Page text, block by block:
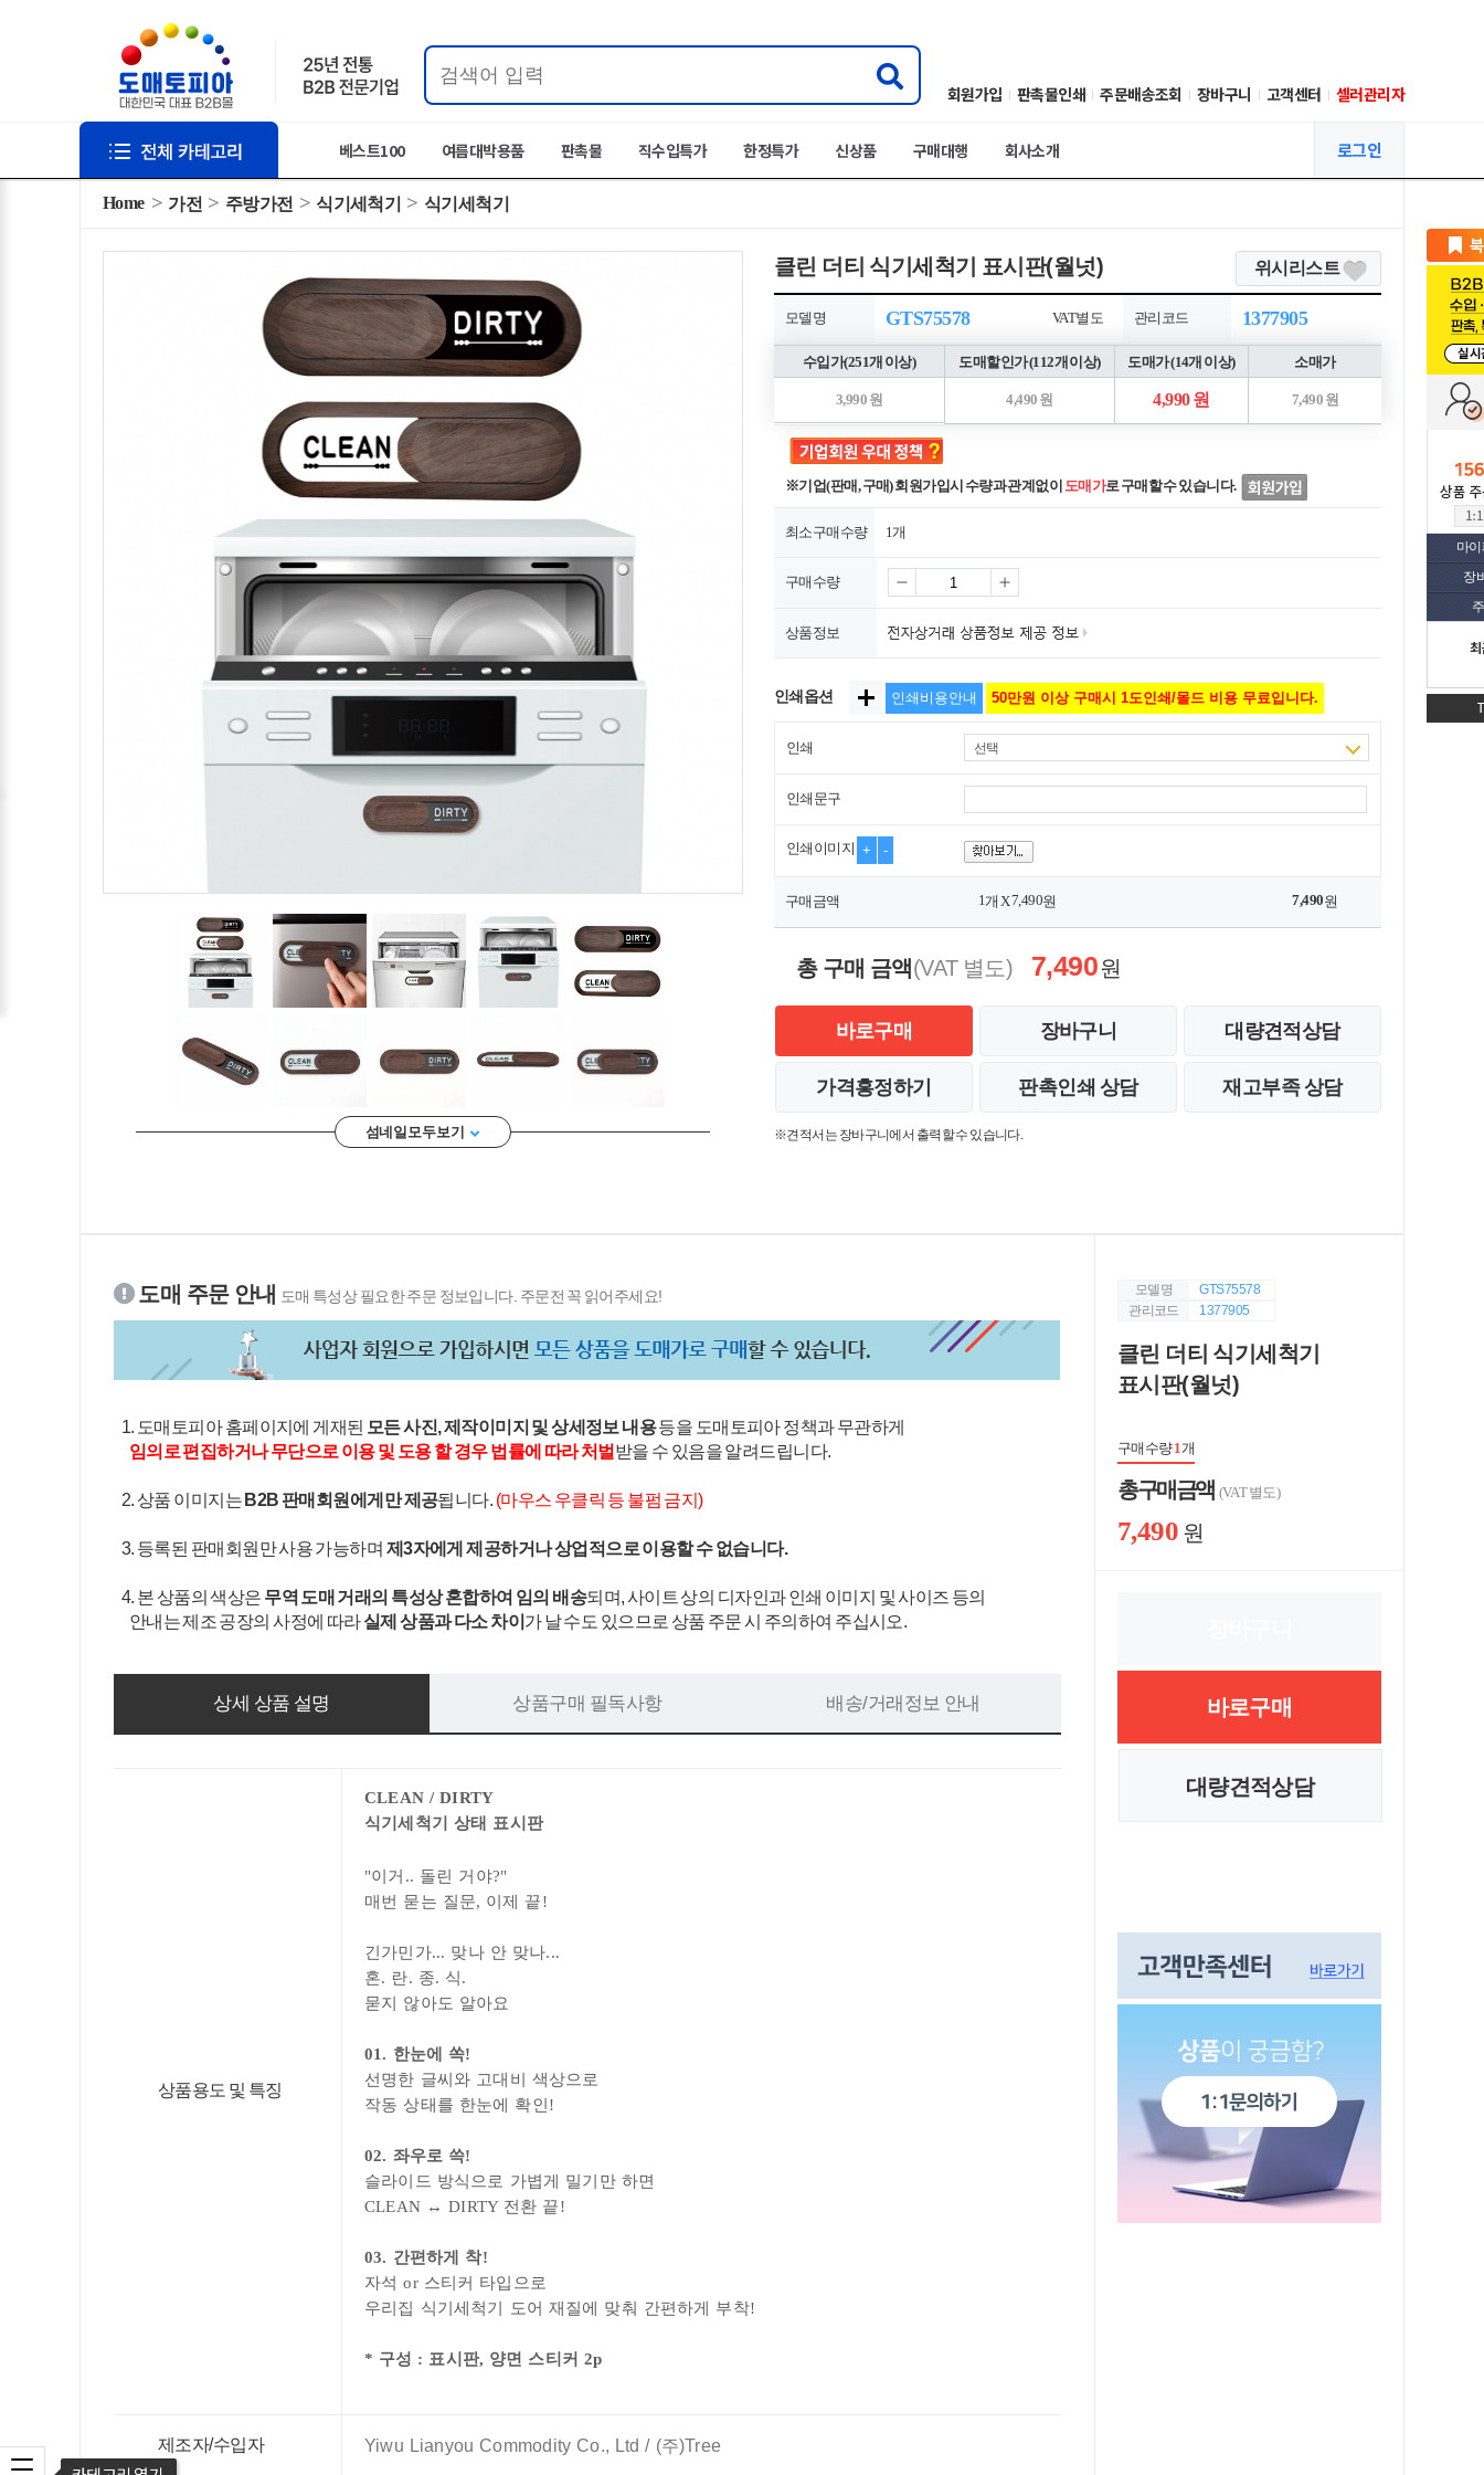
회원가입 판촉물인쇄 주문배송조회 장바구니 고객센터 셀러관리자
베스트100 여름대박용품 판촉물 직수입특가 한정특가 신상품 구매대행 회사소개 로그인
마
장
카테고리 열기
Home 가전 주방가전 식기세척기 식기세척기
섬네일 모두 보기
클린 더티 식기세척기 표시판(월넛) 위시리스트
모델명 GTS75578 VAT별도 관리코드 1377905
수입가(251개 이상) 도매할인가 (112개 이상) 도매가 (14개 이상) 소매가
3,990 원 4,490 원 4,990 원 7,490 원
※기업(판매, 구매) 회원가입시 수량과 관계없이 도매가로 구매할 수 있습니다.
최소구매수량 1개
구매수량
상품정보
인쇄옵션 인쇄비용안내 50만원 이상 구매시 1도인쇄/몰드 비용 무료입니다.
인쇄 선택
인쇄문구
인쇄이미지 + -
구매금액 1개 X7,490원 7,490원
총 구매 금액(VAT 별도) 7,490원
바로구매 장바구니 대량견적상담
가격흥정하기 판촉인쇄 상담 재고부족 상담
※견적서는 장바구니에서 출력할 수 있습니다.
도매 주문 안내 도매 특성상 필요한 주문 정보입니다. 주문전 꼭 읽어주세요!
1. 도매토피아 홈페이지에 게재된 모든 사진, 제작이미지 및 상세정보 내용등을 도매토피아 정책과 무관하게
임의로 편집하거나 무단으로 이용 및 도용 할 경우 법률에 따라 처벌 받을 수 있음을 알려드립니다.
2. 상품 이미지는 B2B 판매회원에게만 제공됩니다. (마우스 우클릭 등 불펌 금지)
3. 등록된 판매회원만 사용 가능하며 제3자에게 제공하거나 상업적으로 이용할 수 없습니다.
4. 본 상품의 색상은 무역 도매 거래의 특성상 혼합하여 임의 배송되며, 사이트 상의 디자인과 인쇄 이미지 및 사이즈 등의
안내는 제조 공장의 사정에 따라실제 상품과 다소 차이 가 날 수도 있으므로 상품 주문 시 주의하여 주십시오.
상세 상품 설명 상품구매 필독사항 배송/거래정보 안내
상품용도 및 특징
CLEAN / DIRTY
식기세척기 상태 표시판
"이거.. 돌린 거야?"
매번 묻는 질문, 이제 끝!
긴가민가... 맞나 안 맞나...
혼. 란. 종. 식.
묻지 않아도 알아요
01. 한눈에 쏙!
선명한 글씨와 고대비 색상으로
작동 상태를 한눈에 확인!
02. 좌우로 쓱!
슬라이드 방식으로 가볍게 밀기만 하면
CLEAN ↔ DIRTY 전환 끝!
03. 간편하게 착!
자석 or 스티커 타입으로
우리집 식기세척기 도어 재질에 맞춰 간편하게 부착!
* 구성 : 표시판, 양면 스티커 2p
제조자/수입자 Yiwu Lianyou Commodity Co., Ltd / (주)Tree
모델명
GTS75578
관리코드
1377905
클린 더티 식기세척기
표시판(월넛)
구매수량1개
총 구매 금액 (VAT 별도)
7,490 원
바로구매
대량견적상담